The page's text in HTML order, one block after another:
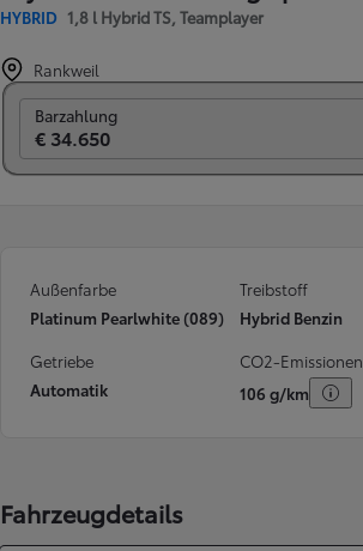
HYBRID 1,8 l Hybrid TS, Teamplayer
Rankweil
Barzahlung
€ 34.650
Außenfarbe
Platinum Pearlwhite (089)
Treibstoff
Hybrid Benzin
Getriebe
Automatik
CO2-Emissionen
106 g/km
Fahrzeugdetails